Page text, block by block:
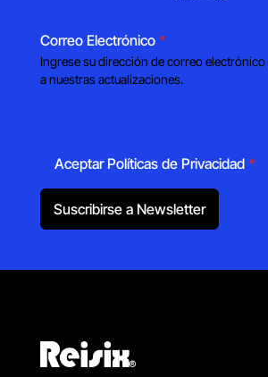
Correo Electrónico *
Ingrese su dirección de correo
a nuestras actualizaciones.
Aceptar Políticas de Privacidad *
Suscribirse a Newsletter